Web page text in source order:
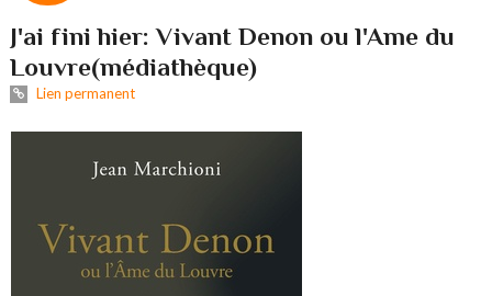
J'ai fini hier: Vivant Denon ou l'Ame du
Louvre(médiathèque)
Lien permanent